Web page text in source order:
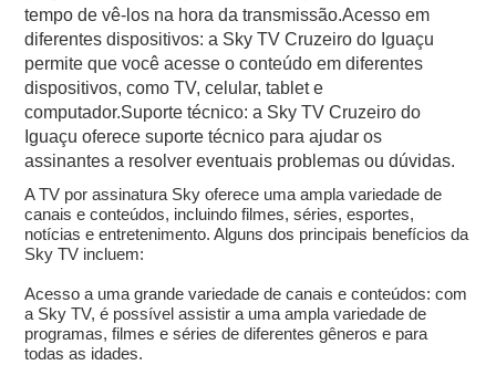
tempo de vê-los na hora da transmissão.Acesso em
diferentes dispositivos: a Sky TV Cruzeiro do Iguaçu
permite que você acesse o conteúdo em diferentes
dispositivos, como TV, celular, tablet e
computador.Suporte técnico: a Sky TV Cruzeiro do
Iguaçu oferece suporte técnico para ajudar os
assinantes a resolver eventuais problemas ou dúvidas.
A TV por assinatura Sky oferece uma ampla variedade de
canais e conteúdos, incluindo filmes, séries, esportes,
notícias e entretenimento. Alguns dos principais benefícios da
Sky TV incluem:
Acesso a uma grande variedade de canais e conteúdos: com
a Sky TV, é possível assistir a uma ampla variedade de
programas, filmes e séries de diferentes gêneros e para
todas as idades.